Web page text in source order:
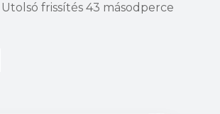
Utolsó frissítés 43 másodperce